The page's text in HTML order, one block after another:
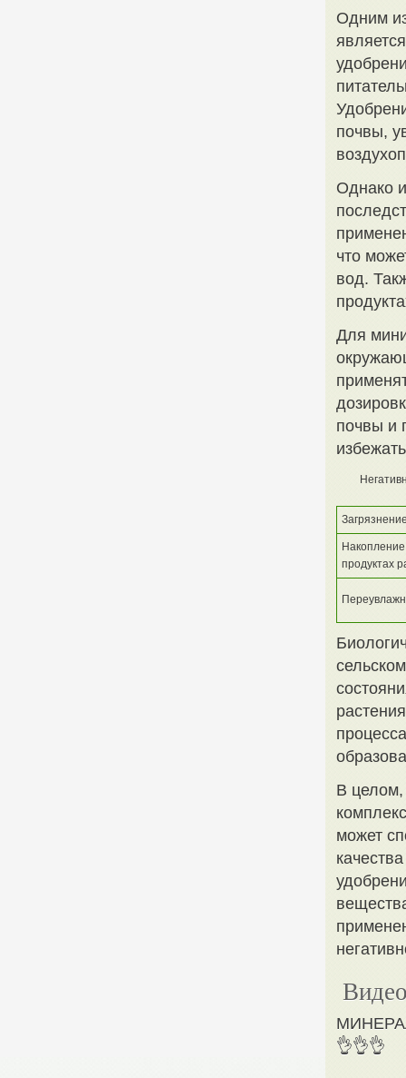
Одним
почвы,
Однако
что
вод.
Для
почвы и
Накопление
продуктах
В целом,
может
👌👌👌